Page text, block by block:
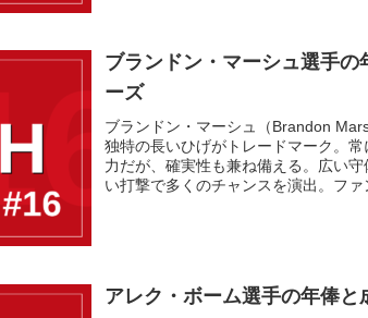
ブランドン・マーシュ選手の
ーズ
ブランドン・マーシュ（Brandon
独特の長いひげがトレードマーク。
力だが、確実性も兼ね備える。広い
い打撃で多くのチャンスを演出。ファ
アレク・ボーム選手の年俸